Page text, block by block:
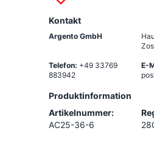
Kontakt
Argento GmbH
Telefon: +49 33769
883942
E-
Produktinformation
Artikelnummer:
AC25-36-6